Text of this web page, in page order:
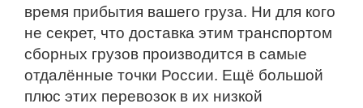
время прибытия вашего груза. Ни для кого
не секрет, что доставка этим транспортом
сборных грузов производится в самые
отдалённые точки России. Ещё большой
плюс этих перевозок в их низкой